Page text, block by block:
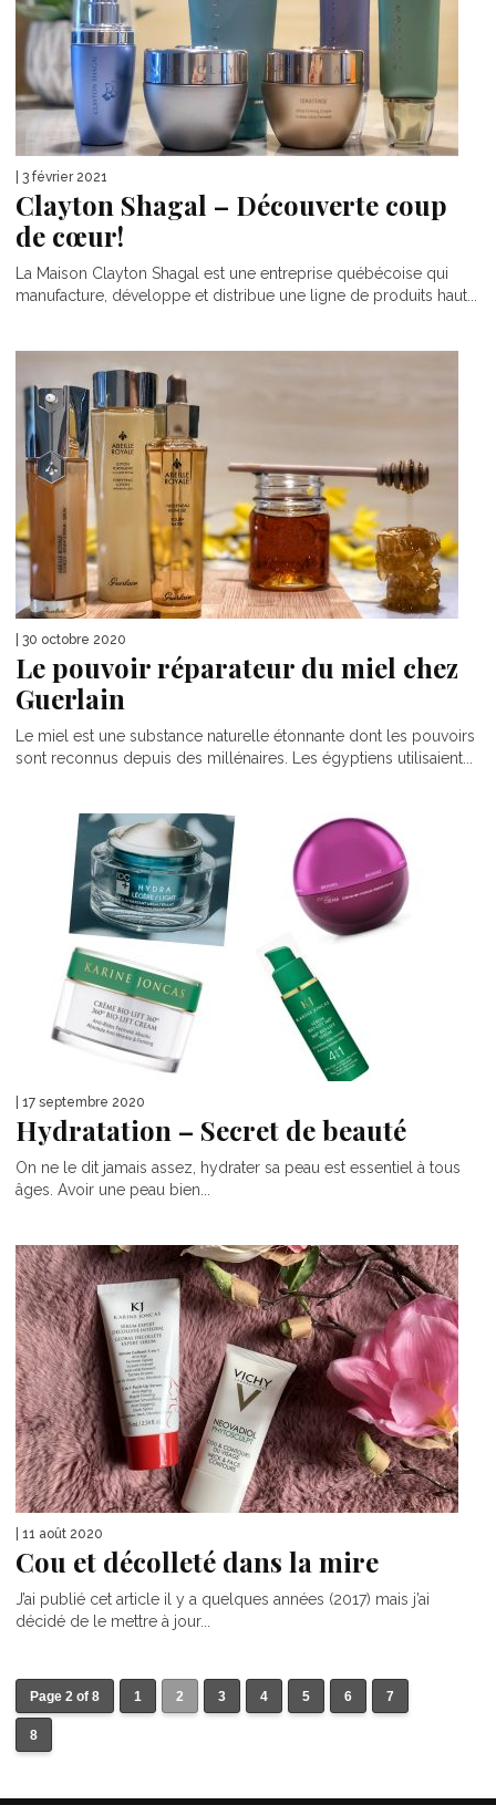
| 3 février 2021
Clayton Shagal – Découverte coup
de cœur!
La Maison Clayton Shagal est une entreprise québécoise qui
manufacture, développe et distribue une ligne de produits haut...
| 30 octobre 2020
Le pouvoir réparateur du miel chez
Guerlain
Le miel est une substance naturelle étonnante dont les pouvoirs
sont reconnus depuis des millénaires. Les égyptiens utilisaient...
| 17 septembre 2020
Hydratation – Secret de beauté
On ne le dit jamais assez, hydrater sa peau est essentiel à tous
âges. Avoir une peau bien...
| 11 août 2020
Cou et décolleté dans la mire
J’ai publié cet article il y a quelques années (2017) mais j’ai
décidé de le mettre à jour...
Page 2 of 8 1 2 3 4 5 6 7
8